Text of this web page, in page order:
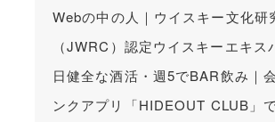
Webの中の人｜ウイスキー文化研
（JWRC）認定ウイスキーエキス
日健全な酒活・週5でBAR飲み｜
ンクアプリ「HIDEOUT CLUB」